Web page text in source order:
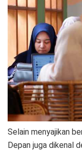
Selain menyajikan
Depan juga dikenal